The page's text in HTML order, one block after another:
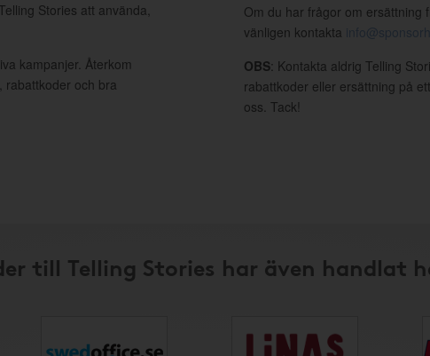
Stories att använda,
kampanjer. Återkom
rabattkoder och bra
Om du har frågor om ersättning
vänligen kontakta
OBS: Kontakta aldrig Telling
rabattkoder eller ersättning på
oss. Tack!
till Telling Stories har även handlat